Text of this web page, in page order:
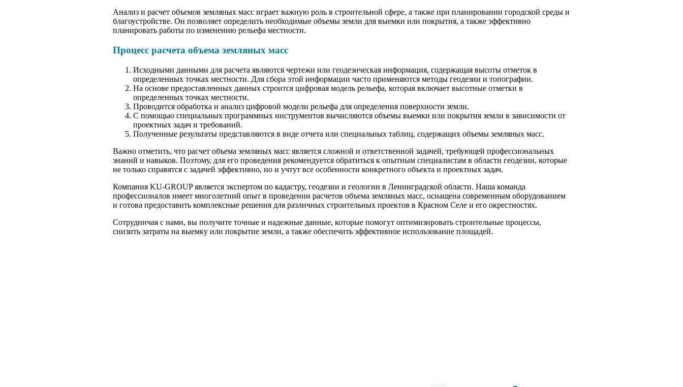
Анализ и расчет объемов земляных масс играет важную роль в строительной сфере, а также при планировании городской среды и
благоустройстве. Он позволяет определить необходимые объемы земли для выемки или покрытия, а также эффективно
планировать работы по изменению рельефа местности.
Процесс расчета объема земляных масс
Исходными данными для расчета являются чертежи или геодезическая информация, содержащая высоты отметок в
определенных точках местности. Для сбора этой информации часто применяются методы геодезии и топографии.
На основе предоставленных данных строится цифровая модель рельефа, которая включает высотные отметки в
определенных точках местности.
Проводится обработка и анализ цифровой модели рельефа для определения поверхности земли.
С помощью специальных программных инструментов вычисляются объемы выемки или покрытия земли в зависимости от
проектных задач и требований.
Полученные результаты представляются в виде отчета или специальных таблиц, содержащих объемы земляных масс.
Важно отметить, что расчет объема земляных масс является сложной и ответственной задачей, требующей профессиональных
знаний и навыков. Поэтому, для его проведения рекомендуется обратиться к опытным специалистам в области геодезии, которые
не только справятся с задачей эффективно, но и учтут все особенности конкретного объекта и проектных задач.
Компания KU-GROUP является экспертом по кадастру, геодезии и геологии в Ленинградской области. Наша команда
профессионалов имеет многолетний опыт в проведении расчетов объема земляных масс, оснащена современным оборудованием
и готова предоставить комплексные решения для различных строительных проектов в Красном Селе и его окрестностях.
Сотрудничая с нами, вы получите точные и надежные данные, которые помогут оптимизировать строительные процессы,
снизить затраты на выемку или покрытие земли, а также обеспечить эффективное использование площадей.